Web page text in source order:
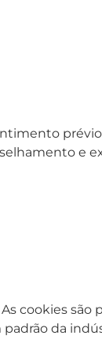
e
cookies são
da